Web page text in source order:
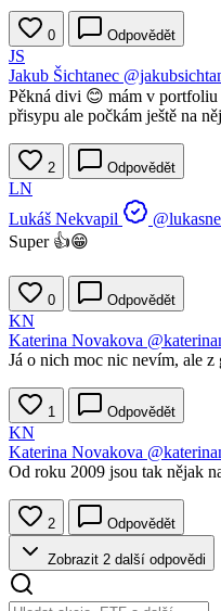
0 Odpovědět
JS
Jakub Šichtanec
Pěkná divi 😊 mám v portfoliu
přisypu ale počkám ještě na
2 Odpovědět
LN
Lukáš Nekvapil
Super 👍😁
0 Odpovědět
KN
Katerina Novakova
Já o nich moc nic nevím, ale
1 Odpovědět
KN
Katerina Novakova
Od roku 2009 jsou tak nějak
2 Odpovědět
Zobrazit 2 další odpovědi